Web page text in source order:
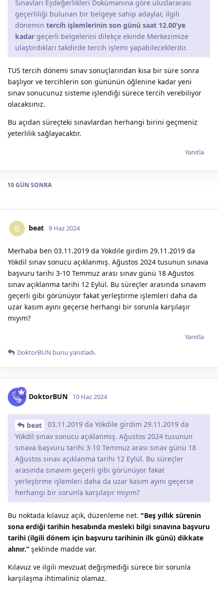
Sınavları Eşdeğerlikleri Dokümanına göre uluslararası
geçerliliği bulunan bir belgeye sahip adaylar, ilgili
dönemin tercih işlemlerinin son günü saat 12.00’ye
kadar geçerli belgelerini dilekçe ekinde Merkezimize
ulaştırdıkları takdirde tercih işlemi yapabileceklerdir.
TUS tercih dönemi sınav sonuçlarından kısa bir süre sonra
başlıyor ve tercihlerin son gününün öğlenine kadar yeni
sınav sonucunuz sisteme işlendiği sürece tercih verebiliyor
olacaksınız.
Bu açıdan süreçteki sınavlardan herhangi birini geçmeniz
yeterlilik sağlayacaktır.
Yanıtla
10 GÜN SONRA
B beat 9 Haz 2024
Merhaba ben 03.11.2019 da Yökdile girdim 29.11.2019 da
Yökdil sınav sonucu açıklanmış. Ağustos 2024 tusunun sınava
başvuru tarihi 3-10 Temmuz arası sınav günü 18 Ağustos
sınav açıklanma tarihi 12 Eylül. Bu süreçler arasında sınavım
geçerli gibi görünüyor fakat yerleştirme işlemleri daha da
uzar kasım ayını geçerse herhangi bir sorunla karşılaşır
mıyım?
Yanıtla
DoktorBUN bunu yanıtladı.
DoktorBUN 10 Haz 2024
beat
03.11.2019 da Yökdile girdim 29.11.2019 da
Yökdil sınav sonucu açıklanmış. Ağustos 2024 tusunun
sınava başvuru tarihi 3-10 Temmuz arası sınav günü 18
Ağustos sınav açıklanma tarihi 12 Eylül. Bu süreçler
arasında sınavım geçerli gibi görünüyor fakat
yerleştirme işlemleri daha da uzar kasım ayını geçerse
herhangi bir sorunla karşılaşır mıyım?
Bu noktada kılavuz açık, düzenleme net. "Beş yıllık sürenin
sona erdiği tarihin hesabında mesleki bilgi sınavına başvuru
tarihi (ilgili dönem için başvuru tarihinin ilk günü) dikkate
alınır.” şeklinde madde var.
Kılavuz ve ilgili mevzuat değişmediği sürece bir sorunla
karşılaşma ihtimaliniz olamaz.